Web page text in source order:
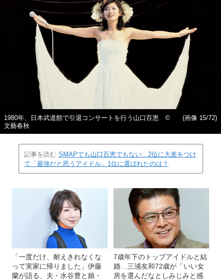
1980年、日本武道館で引退コンサートを行う山口百恵 ©
文藝春秋
(画像 15/72)
記事を読む SMAPでも山口百恵でもない…2位に大差をつけ
て「最強だと思うアイドル」1位に選ばれたのは？
「一度だけ、耐えきれなくな
って実家に帰りました」伊藤
蘭が語る、夫・水谷豊と娘・
7歳年下のトップアイドルと結
婚…三浦友和72歳が「いい女
房を選んだなとしみじみと感